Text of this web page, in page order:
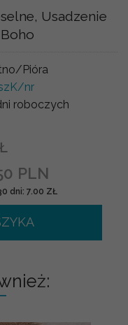
Usadzenie
Pióra
nr
roboczych
PLN
dni: 7.00 ZŁ